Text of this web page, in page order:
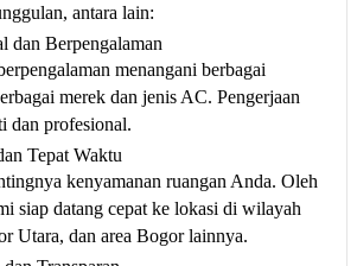
antara lain:
dan Berpengalaman
menangani berbagai
merek dan jenis AC. Pengerjaan
dan profesional.
Tepat Waktu
kenyamanan ruangan Anda. Oleh
siap datang cepat ke lokasi di wilayah
Utara, dan area Bogor lainnya.